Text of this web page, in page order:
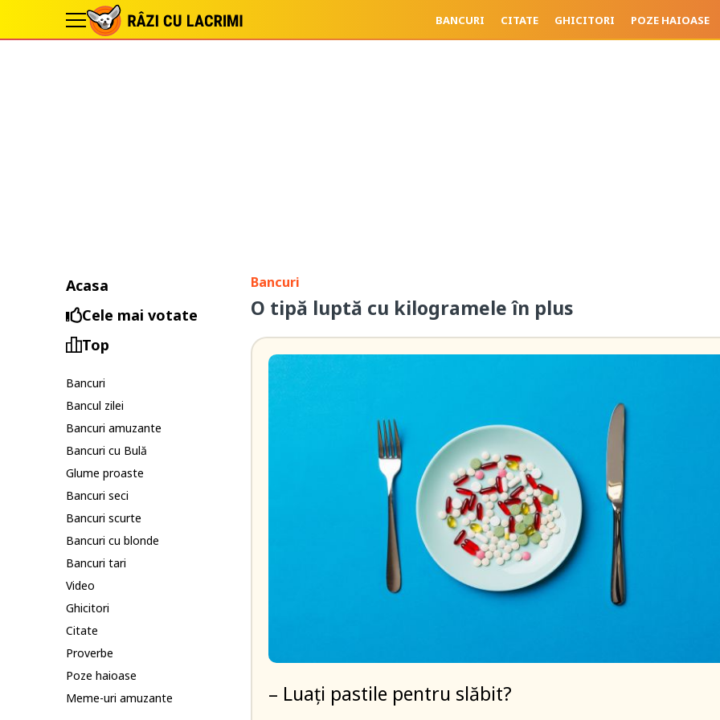
BANCURI CITATE GHICITORI POZE HAIOASE
Acasa
Cele mai votate
Top
Bancuri
Bancul zilei
Bancuri amuzante
Bancuri cu Bulă
Glume proaste
Bancuri seci
Bancuri scurte
Bancuri cu blonde
Bancuri tari
Video
Ghicitori
Citate
Proverbe
Poze haioase
Meme-uri amuzante
Bancuri
O tipă luptă cu kilogramele în plus
– Luați pastile pentru slăbit?